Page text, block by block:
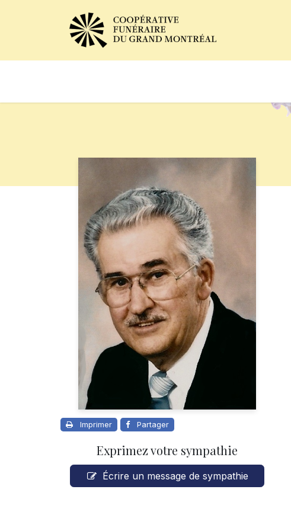
Imprimer Partager
Exprimez votre sympathie
Écrire un message de sympathie